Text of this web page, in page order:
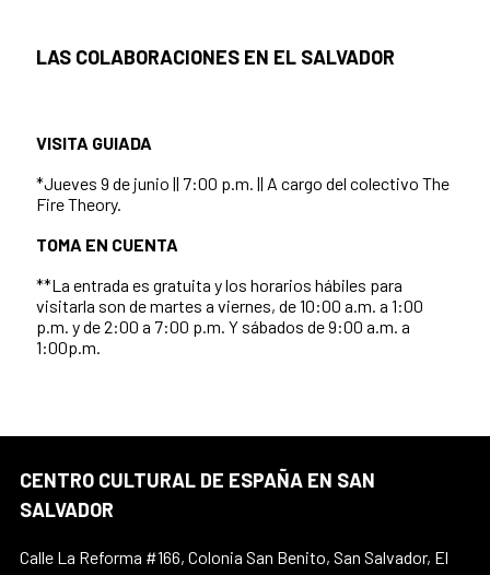
LAS COLABORACIONES EN EL SALVADOR
VISITA GUIADA
*Jueves 9 de junio || 7:00 p.m. || A cargo del colectivo The
Fire Theory.
TOMA EN CUENTA
**La entrada es gratuita y los horarios hábiles para
visitarla son de martes a viernes, de 10:00 a.m. a 1:00
p.m. y de 2:00 a 7:00 p.m. Y sábados de 9:00 a.m. a
1:00p.m.
CENTRO CULTURAL DE ESPAÑA EN SAN
SALVADOR
Calle La Reforma #166, Colonia San Benito, San Salvador, El